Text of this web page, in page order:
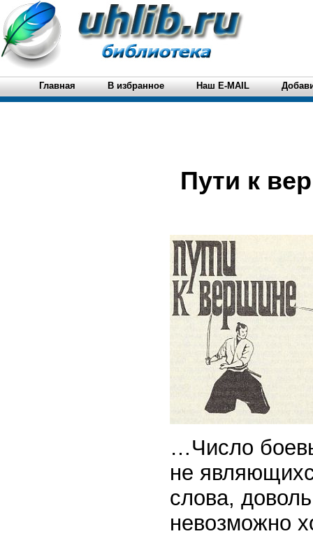
Главная В избранное Наш E-MAIL
Пути к
…Число
не
слова,
невозможно